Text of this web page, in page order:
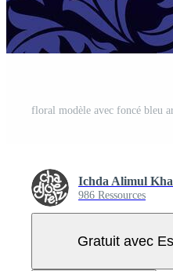
Ichda Alimul
986 Ressources
Gratuit avec